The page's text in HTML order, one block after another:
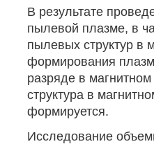
В результате
пылевой плазме, в
пылевых структур в
формирования
разряде в
структура в
формируется.
Исследование